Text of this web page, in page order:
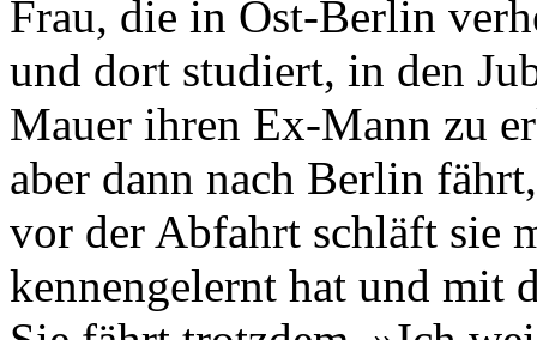
Frau, die in Ost-Berlin
und dort studiert, in den
Mauer ihren Ex-Mann zu
aber dann nach Berlin
vor der Abfahrt schläft sie
kennengelernt hat und mit